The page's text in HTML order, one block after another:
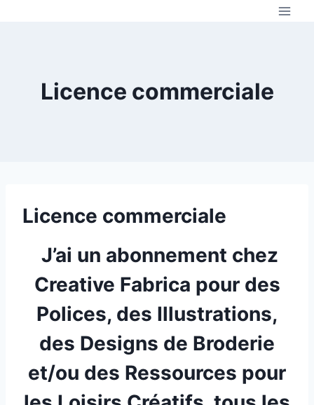
Licence commerciale
Licence commerciale
J’ai un abonnement chez
Creative Fabrica pour des
Polices, des Illustrations,
des Designs de Broderie
et/ou des Ressources pour